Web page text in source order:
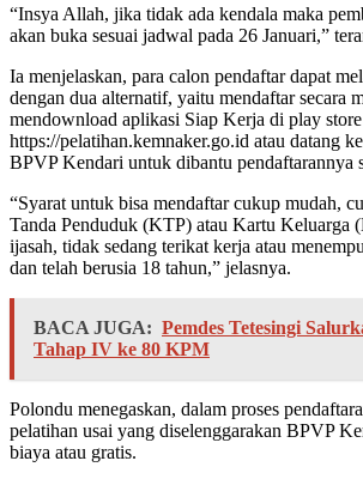
“Insya Allah, jika tidak ada kendala maka
akan buka sesuai jadwal pada 26 Januari,”
Ia menjelaskan, para calon pendaftar dapat
dengan dua alternatif, yaitu mendaftar secara
mendownload aplikasi Siap Kerja di play
https://pelatihan.kemnaker.go.id atau datang
BPVP Kendari untuk dibantu pendaftarannya
“Syarat untuk bisa mendaftar cukup mudah,
Tanda Penduduk (KTP) atau Kartu Keluarga
ijasah, tidak sedang terikat kerja atau
dan telah berusia 18 tahun,” jelasnya.
BACA JUGA: Pemdes Tetesingi
Tahap IV ke 80 KPM
Polondu menegaskan, dalam proses
pelatihan usai yang diselenggarakan BPVP
biaya atau gratis.